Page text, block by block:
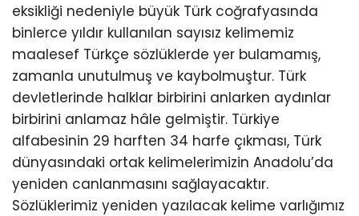
eksikliği nedeniyle büyük Türk coğrafyasında
binlerce yıldır kullanılan sayısız kelimemiz
maalesef Türkçe sözlüklerde yer bulamamış,
zamanla unutulmuş ve kaybolmuştur. Türk
devletlerinde halklar birbirini anlarken aydınlar
birbirini anlamaz hâle gelmiştir. Türkiye
alfabesinin 29 harften 34 harfe çıkması, Türk
dünyasındaki ortak kelimelerimizin Anadolu’da
yeniden canlanmasını sağlayacaktır.
Sözlüklerimiz yeniden yazılacak kelime varlığımız